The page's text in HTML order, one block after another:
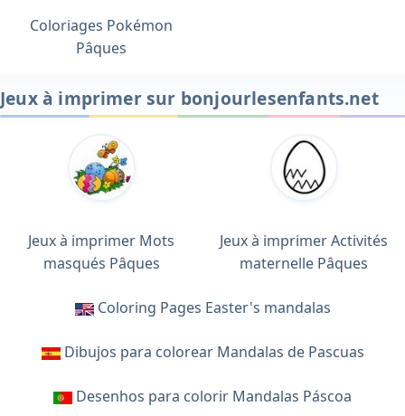
Coloriages Pokémon
Pâques
Jeux à imprimer sur bonjourlesenfants.net
Jeux à imprimer Mots
masqués Pâques
Jeux à imprimer Activités
maternelle Pâques
Coloring Pages Easter's mandalas
Dibujos para colorear Mandalas de Pascuas
Desenhos para colorir Mandalas Páscoa